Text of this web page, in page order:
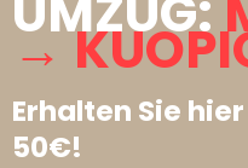
→
Erhalten Sie
50€!